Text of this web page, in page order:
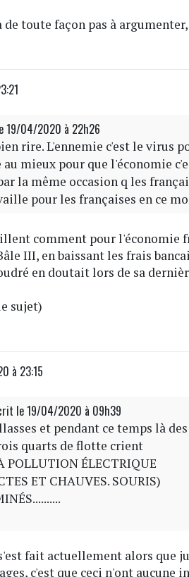
de toute façon pas à
19/04/2020 à 22h26
rire. L'ennemie c'est le virus
mieux pour que l'économie
la même occasion q les
pour les françaises en ce
comment pour l'économie
III, en baissant les frais
en doutait lors de sa
sujet)
à 23:15
le 19/04/2020 à 09h39
et pendant ce temps là
quarts de flotte crient
POLLUTION ÉLECTRIQUE
ET CHAUVES. SOURIS)
fait actuellement alors que
c'est que ceci n'ont aucune